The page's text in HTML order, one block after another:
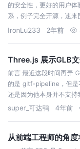
的安全性，更好的用户
系，例子完全开源，速来
IronLu233 2年前
Three.js 展示GLB
前言 最近这段时间再弄
的是 gltf-pipeline，但
还是因为他本身并不支持
super_可达鸭 4年前
从前端工程师的角